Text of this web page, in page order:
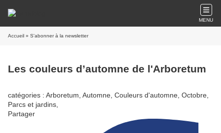
MENU
Accueil » S'abonner à la newsletter
Les couleurs d’automne de l'Arboretum
catégories : Arboretum, Automne, Couleurs d'automne, Octobre,
Parcs et jardins,
Partager